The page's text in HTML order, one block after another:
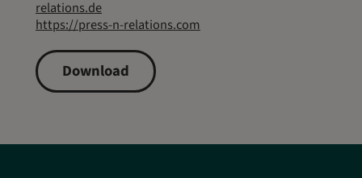
relations.de
https://press-n-relations.com
Download